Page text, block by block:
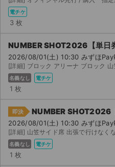
電チケ
3 枚
NUMBER SHOT2026【単日
2026/08/01(土) 10:30 みずほ
[詳細] ブロック アリーナ ブロック
名義なし 電チケ
1 枚
即決 NUMBER SHOT2026
2026/08/01(土) 10:30 みずほ
名義なし 電チケ
1 枚